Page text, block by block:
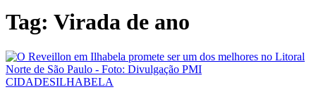
Tag: Virada de ano
CIDADESILHABELA